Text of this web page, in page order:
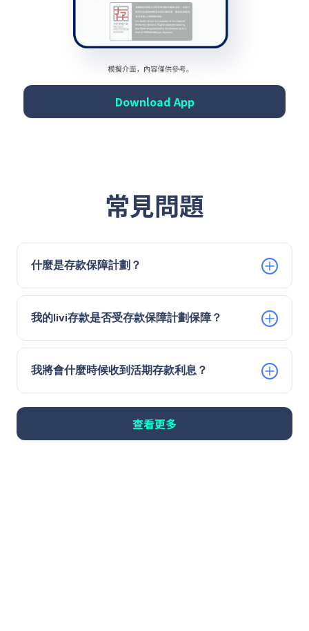
Download App
常見問題
什麼是存款保障計劃？
我的livi存款是否受存款保障計劃保障？
我將會什麼時候收到活期存款利息？
查看更多